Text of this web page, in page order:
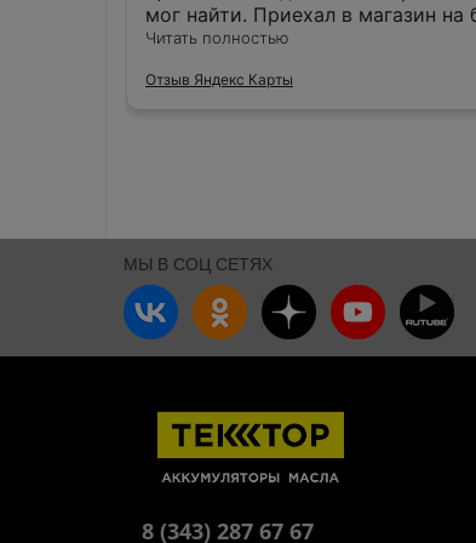
мог найти. Приехал в магазин на
Продавцы уделили мне полтора
Рекомендую.
Читать полностью
Отзыв Яндекс Карты
МЫ В СОЦ СЕТЯХ
8 (343) 287 67 67